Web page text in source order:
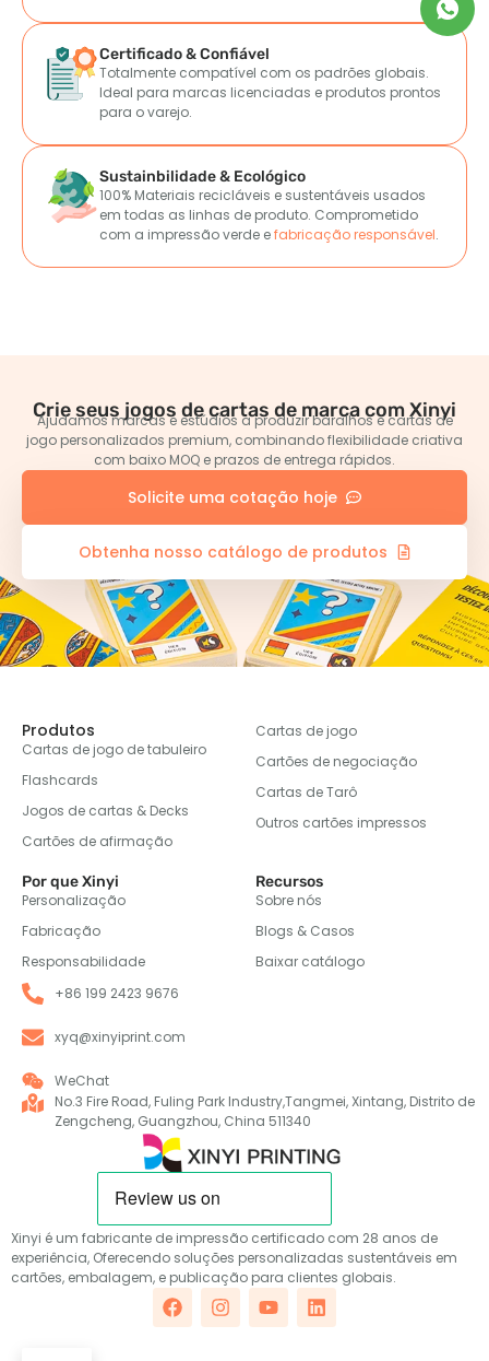
Certificado & Confiável
Totalmente compatível com os padrões globais.
Ideal para marcas licenciadas e produtos prontos
para o varejo.
Sustainbilidade & Ecológico
100% Materiais recicláveis ​​e sustentáveis ​​usados ​​
em todas as linhas de produto. Comprometido
com a impressão verde efabricação responsável.
Crie seus jogos de cartas de marca com Xinyi
Ajudamos marcas e estúdios a produzir baralhos e cartas de
jogo personalizados premium, combinando flexibilidade criativa
com baixo MOQ e prazos de entrega rápidos.
Solicite uma cotação hoje
Obtenha nosso catálogo de produtos
Xinyi é um fabricante de impressão certificado com 28 anos de
experiência, Oferecendo soluções personalizadas sustentáveis em
cartões, embalagem, e publicação para clientes globais.
Produtos
Cartas de jogo de tabuleiro
Flashcards
Jogos de cartas & Decks
Cartões de afirmação
Cartas de jogo
Cartões de negociação
Cartas de Tarô
Outros cartões impressos
Por que Xinyi
Personalização
Fabricação
Responsabilidade
Recursos
Sobre nós
Blogs & Casos
Baixar catálogo
+86 199 2423 9676
xyq@xinyiprint.com
WeChat
No.3 Fire Road, Fuling Park Industry,Tangmei, Xintang, Distrito de
Zengcheng, Guangzhou, China 511340